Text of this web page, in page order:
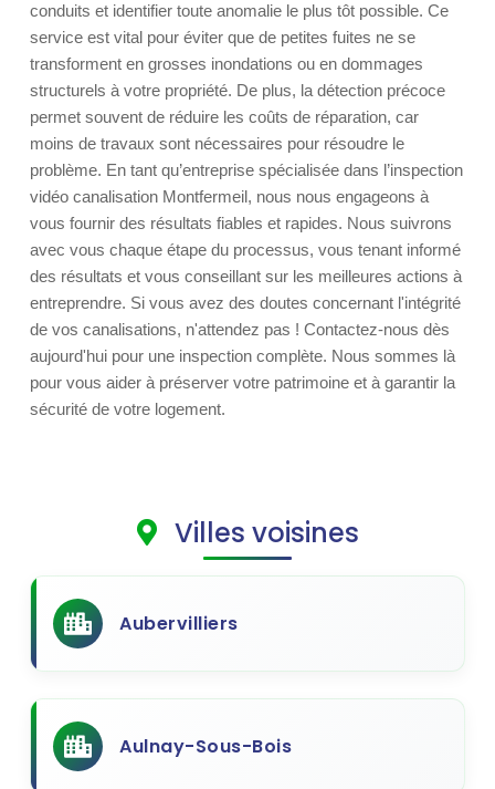
conduits et identifier toute anomalie le plus tôt possible. Ce
service est vital pour éviter que de petites fuites ne se
transforment en grosses inondations ou en dommages
structurels à votre propriété. De plus, la détection précoce
permet souvent de réduire les coûts de réparation, car
moins de travaux sont nécessaires pour résoudre le
problème. En tant qu’entreprise spécialisée dans l’inspection
vidéo canalisation Montfermeil, nous nous engageons à
vous fournir des résultats fiables et rapides. Nous suivrons
avec vous chaque étape du processus, vous tenant informé
des résultats et vous conseillant sur les meilleures actions à
entreprendre. Si vous avez des doutes concernant l'intégrité
de vos canalisations, n'attendez pas ! Contactez-nous dès
aujourd'hui pour une inspection complète. Nous sommes là
pour vous aider à préserver votre patrimoine et à garantir la
sécurité de votre logement.
Villes voisines
Aubervilliers
Aulnay-Sous-Bois